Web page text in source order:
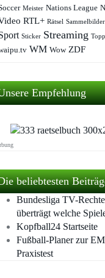
Meister Nations League
RTL+ Rätsel Sammelbilder
Sticker Streaming
WM Wow ZDF
Empfehlung
beliebtesten
Bundesliga TV-
überträgt welche
Kopfball24 Startseite
Fußball-Planer zur
Praxistest